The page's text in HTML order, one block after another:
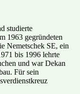
studierte
1963 gegründeten
Nemetschek SE, ein
bis 1996 lehrte
und war Dekan
Für sein